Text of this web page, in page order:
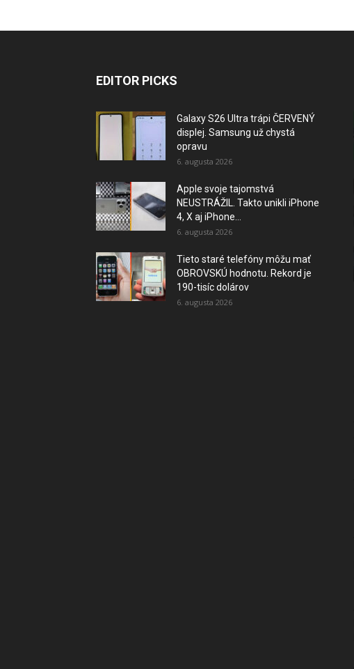
EDITOR PICKS
Galaxy S26 Ultra trápi ČERVENÝ
displej. Samsung už chystá
opravu
6. augusta 2026
Apple svoje tajomstvá
NEUSTRÁŽIL. Takto unikli iPhone
4, X aj iPhone...
6. augusta 2026
Tieto staré telefóny môžu mať
OBROVSKÚ hodnotu. Rekord je
190-tisíc dolárov
6. augusta 2026